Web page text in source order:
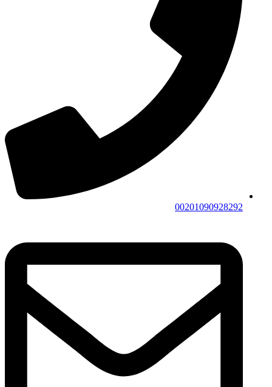
00201090928292